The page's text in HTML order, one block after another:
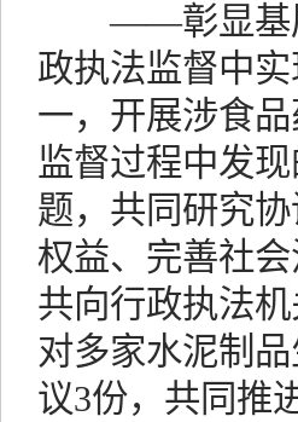
——彰显基层
政执法监督中
一，开展涉食
监督过程中发
题，共同研究
权益、完善社
共向行政执法
对多家水泥制
议3份，共同推